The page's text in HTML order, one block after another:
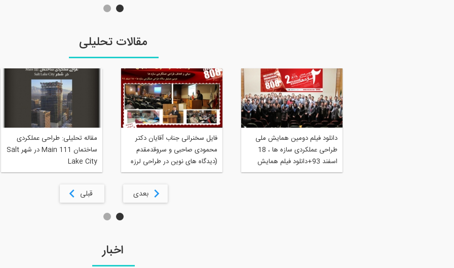
مقالات تحلیلی
دانلود فيلم دومین همایش ملی
طراحی عملکردی سازه ها ، 18
اسفند 93+دانلود فیلم همایش
فایل سخنرانی جناب آقایان دکتر
محمودی صاحبی و سروقدمقدم
(دیدگاه های نوین در طراحی لرزه
ای سازه ها - دومین همایش
مقاله تحلیلی: طراحی عملکردی
ساختمان 111 Main در شهر Salt
Lake City
بعدی قبلی
اخبار